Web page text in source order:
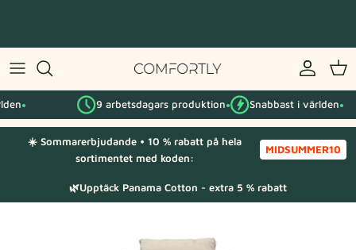
innehåll
Efter IKEA-serie
Efter kategori
Tygprover
9 arbetsdagars produktion● Snabbast i världen ●
☀️ Sommarerbjudande • 10 % rabatt på hela
sortimentet med koden:
MIDSUMMER10
🌿Upptäck Panama Cotton - extra 5 % rabatt